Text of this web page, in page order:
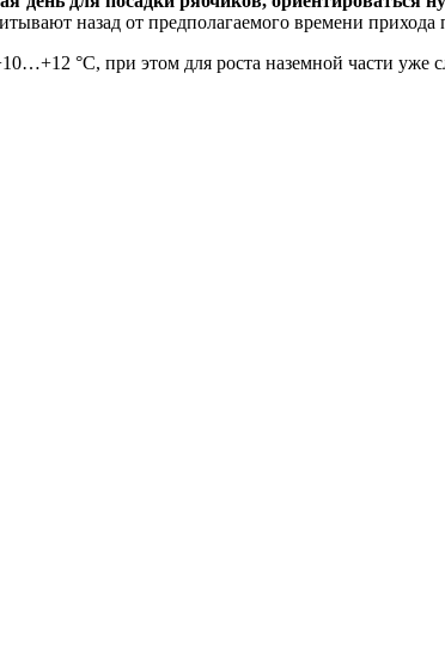
назад от предполагаемого времени прихода
°C, при этом для роста наземной части уже